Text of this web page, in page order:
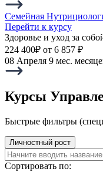
Семейная
Перейти к курсу
Здоровье и уход за
224 400₽ от 6 857 ₽
08 Апреля 9 мес.
Курсы
Быстрые фильтры
Личностный рост
Сортировать по: